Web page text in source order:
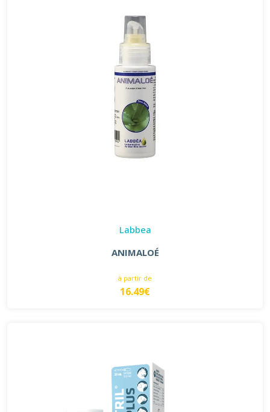
Labbea
ANIMALOÉ
à partir de
16.49€